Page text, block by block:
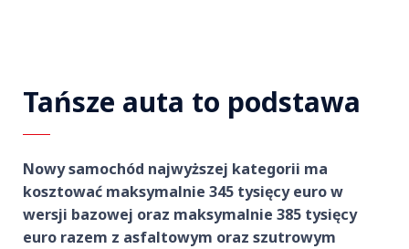
Tańsze auta to podstawa
Nowy samochód najwyższej kategorii ma
kosztować maksymalnie 345 tysięcy euro w
wersji bazowej oraz maksymalnie 385 tysięcy
euro razem z asfaltowym oraz szutrowym